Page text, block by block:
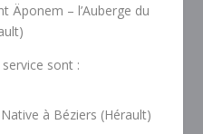
Äponem – l’Auberge du
sont :
à Béziers (Hérault)